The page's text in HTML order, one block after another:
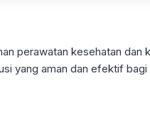
perawatan kesehatan
yang aman dan efektif